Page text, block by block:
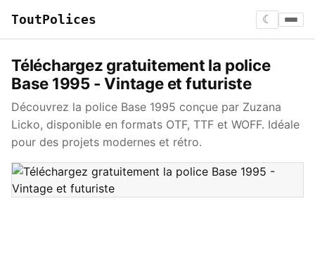
ToutPolices ☾
Téléchargez gratuitement la police
Base 1995 - Vintage et futuriste
Découvrez la police Base 1995 conçue par Zuzana
Licko, disponible en formats OTF, TTF et WOFF. Idéale
pour des projets modernes et rétro.